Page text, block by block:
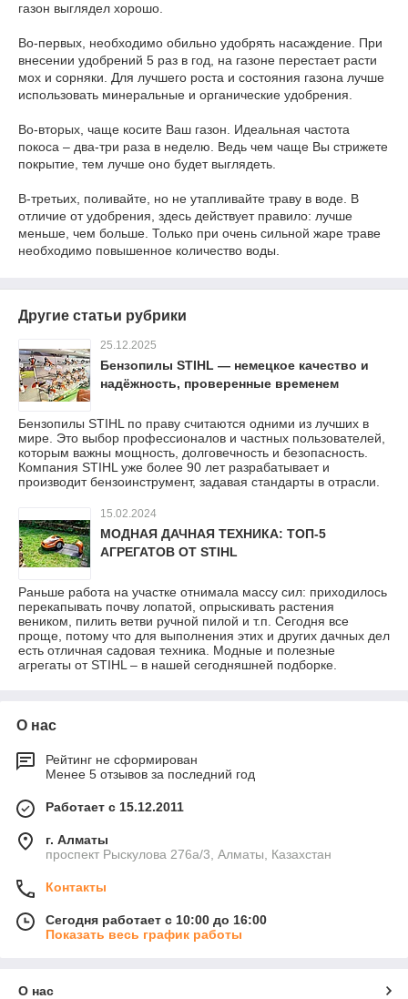
газон выглядел хорошо.
Во-первых, необходимо обильно удобрять насаждение. При
внесении удобрений 5 раз в год, на газоне перестает расти
мох и сорняки. Для лучшего роста и состояния газона лучше
использовать минеральные и органические удобрения.
Во-вторых, чаще косите Ваш газон. Идеальная частота
покоса – два-три раза в неделю. Ведь чем чаще Вы стрижете
покрытие, тем лучше оно будет выглядеть.
В-третьих, поливайте, но не утапливайте траву в воде. В
отличие от удобрения, здесь действует правило: лучше
меньше, чем больше. Только при очень сильной жаре траве
необходимо повышенное количество воды.
Другие статьи рубрики
25.12.2025
Бензопилы STIHL — немецкое качество и
надёжность, проверенные временем
Бензопилы STIHL по праву считаются одними из лучших в
мире. Это выбор профессионалов и частных пользователей,
которым важны мощность, долговечность и безопасность.
Компания STIHL уже более 90 лет разрабатывает и
производит бензоинструмент, задавая стандарты в отрасли.
15.02.2024
МОДНАЯ ДАЧНАЯ ТЕХНИКА: ТОП-5
АГРЕГАТОВ ОТ STIHL
Раньше работа на участке отнимала массу сил: приходилось
перекапывать почву лопатой, опрыскивать растения
веником, пилить ветви ручной пилой и т.п. Сегодня все
проще, потому что для выполнения этих и других дачных дел
есть отличная садовая техника. Модные и полезные
агрегаты от STIHL – в нашей сегодняшней подборке.
О нас
Рейтинг не сформирован
Менее 5 отзывов за последний год
Работает с 15.12.2011
г. Алматы
проспект Рыскулова 276а/3, Алматы, Казахстан
Контакты
Сегодня работает с 10:00 до 16:00
Показать весь график работы
О нас